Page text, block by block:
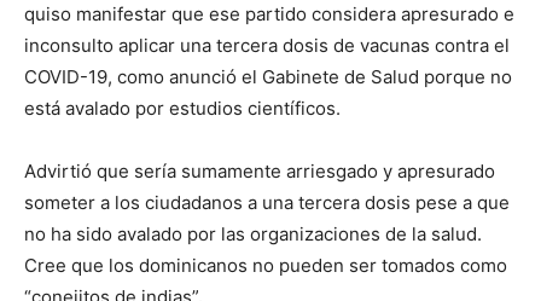
quiso manifestar que ese partido considera apresurado e
inconsulto aplicar una tercera dosis de vacunas contra el
COVID-19, como anunció el Gabinete de Salud porque no
está avalado por estudios científicos.
Advirtió que sería sumamente arriesgado y apresurado
someter a los ciudadanos a una tercera dosis pese a que
no ha sido avalado por las organizaciones de la salud.
Cree que los dominicanos no pueden ser tomados como